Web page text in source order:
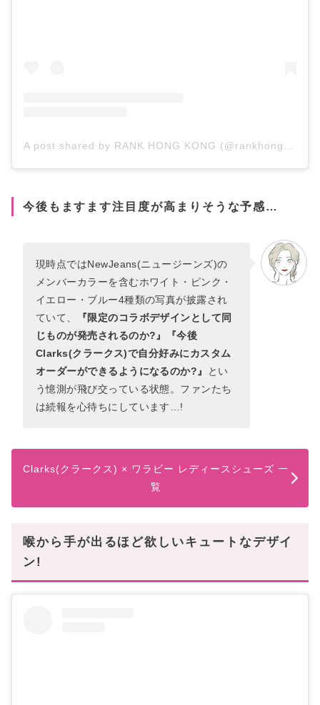
今後もますます注目度が高まりそうな予感…
現時点ではNewJeans(ニュージーンズ)の
メンバーカラーを含むホワイト・ピンク・
イエロー・ブルー4種類の写真が披露され
ていて、
『限定のコラボデザインとして同
じものが発売されるのか?』『今後
Clarks(クラークス)で自分好みにカスタム
オーダーができるようになるのか?』
とい
う憶測が飛び交っている状態。ファンたち
は続報を心待ちにしています…!
Clarks(クラークス) × ワラビー レディースシューズ 一
覧
喉から手が出るほど欲しいキュートなデザイ
ン!